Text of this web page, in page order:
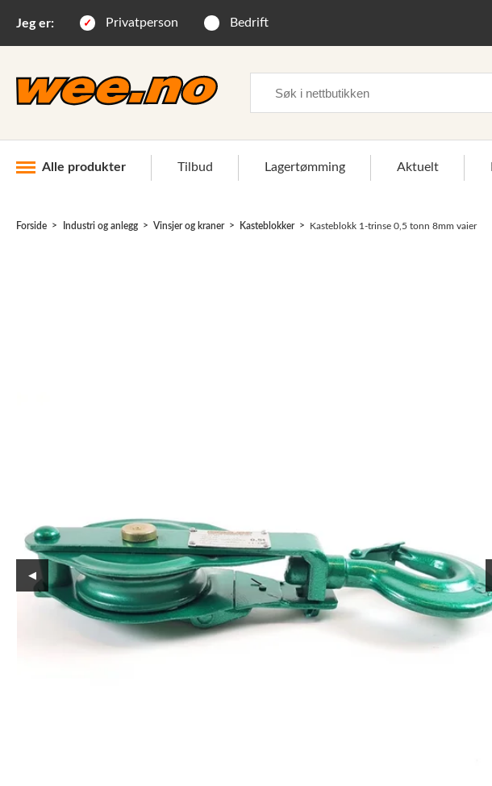
Jeg er: Privatperson Bedrift
Alle produkter Tilbud Lagertømming Aktuelt
Kundeservice
Leasing
Forside Industri og anlegg Vinsjer og kraner Kasteblokker Kasteblokk 1-trinse 0,5 tonn 8mm vaier
◀